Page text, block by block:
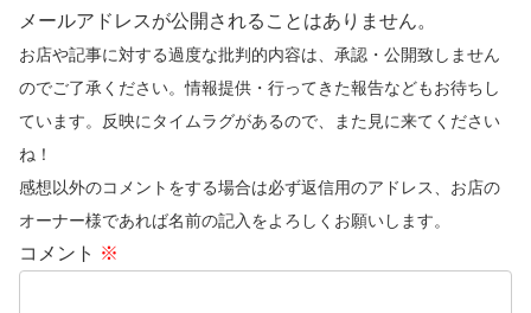
メールアドレスが公開されることはありません。
お店や記事に対する過度な批判的内容は、承認・公開致しません
のでご了承ください。情報提供・行ってきた報告などもお待ちし
ています。反映にタイムラグがあるので、また見に来てください
ね！
感想以外のコメントをする場合は必ず返信用のアドレス、お店の
オーナー様であれば名前の記入をよろしくお願いします。
コメント ※